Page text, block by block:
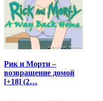
Рик и Морти –
возвращение домой
[+18] (2…